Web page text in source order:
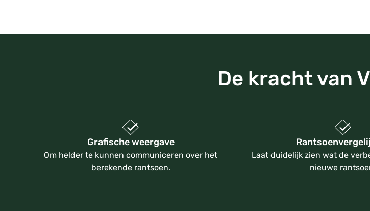
De kracht van
Grafische weergave
Om helder te kunnen communiceren over het
berekende rantsoen.
Laat duidelijk zien wat de
nieuwe